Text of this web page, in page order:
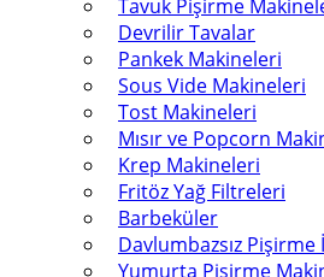
Tavuk Pişirme
Devrilir Tavalar
Pankek Makineleri
Sous Vide Makineleri
Tost Makineleri
Mısır ve Popcorn
Krep Makineleri
Fritöz Yağ Filtreleri
Barbeküler
Davlumbazsız Pişirme
Yumurta Pişirme